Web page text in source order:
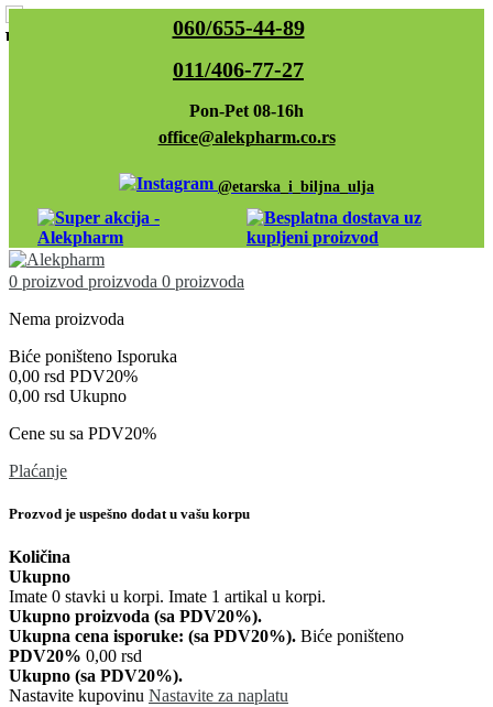
060/655-44-89
011/406-77-27
Pon-Pet 08-16h
office@alekpharm.co.rs
@etarska_i_biljna_ulja
0 proizvod proizvoda 0 proizvoda
Nema proizvoda
Biće poništeno Isporuka
0,00 rsd PDV20%
0,00 rsd Ukupno
Cene su sa PDV20%
Plaćanje
Prozvod je uspešno dodat u vašu korpu
Količina
Ukupno
Imate 0 stavki u korpi. Imate 1 artikal u korpi.
Ukupno proizvoda (sa PDV20%).
Ukupna cena isporuke: (sa PDV20%). Biće poništeno
PDV20% 0,00 rsd
Ukupno (sa PDV20%).
Nastavite kupovinu Nastavite za naplatu